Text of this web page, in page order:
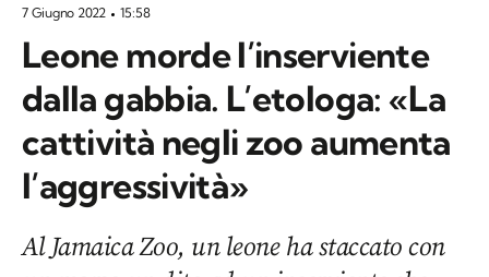
7 Giugno 2022 15:58
Leone morde l’inserviente
dalla gabbia. L’etologa: «La
cattività negli zoo aumenta
l’aggressività»
Al Jamaica Zoo, un leone ha staccato con